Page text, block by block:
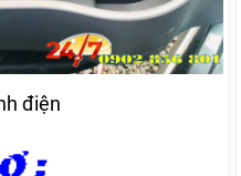
điện